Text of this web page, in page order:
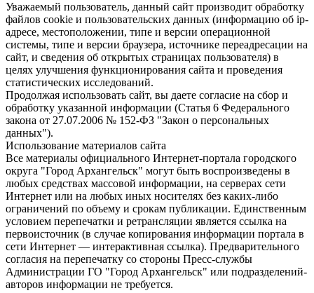
Уважаемый пользователь, данный сайт производит обработку
файлов cookie и пользовательских данных (информацию об ip-
адресе, местоположении, типе и версии операционной
системы, типе и версии браузера, источнике переадресации на
сайт, и сведения об открытых страницах пользователя) в
целях улучшения функционирования сайта и проведения
статистических исследований.
Продолжая использовать сайт, вы даете согласие на сбор и
обработку указанной информации (Статья 6 Федерального
закона от 27.07.2006 № 152-ФЗ "Закон о персональных
данных").
Использование материалов сайта
Все материалы официального Интернет-портала городского
округа "Город Архангельск" могут быть воспроизведены в
любых средствах массовой информации, на серверах сети
Интернет или на любых иных носителях без каких-либо
ограничений по объему и срокам публикации. Единственным
условием перепечатки и ретрансляции является ссылка на
первоисточник (в случае копирования информации портала в
сети Интернет — интерактивная ссылка). Предварительного
согласия на перепечатку со стороны Пресс-службы
Администрации ГО "Город Архангельск" или подразделений-
авторов информации не требуется.